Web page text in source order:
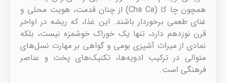
همچون چا کا (Cha Ca) از چنان قدمت، هویت محلی و
غنای طعمی برخوردار باشند. این غذا، که ریشه در اواخر
قرن نوزدهم دارد، تنها یک خوراک خوشمزه نیست، بلکه
نمادی از میراث آشپزی بومی و گواهی بر مهارت نسل‌های
متوالی در ترکیب ادویه‌ها، تکنیک‌های پخت و عناصر
فرهنگی است.